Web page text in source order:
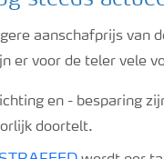
aanschafprijs van
er voor de teler vele
en - besparing
doortelt.